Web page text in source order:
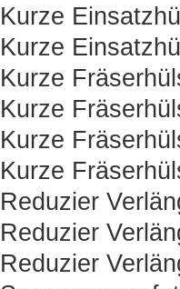
Kurze
Kurze
Kurze
Kurze
Kurze
Kurze
Reduzier
Reduzier
Reduzier